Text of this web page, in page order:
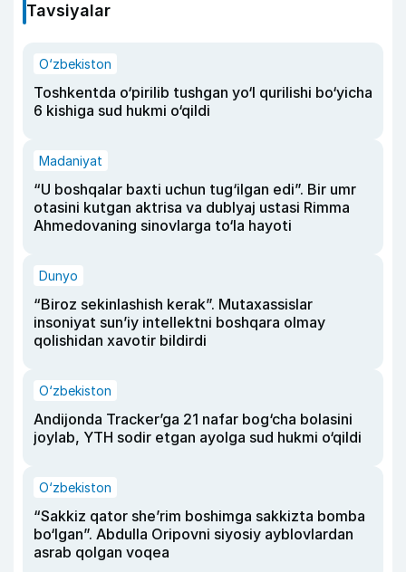
Tavsiyalar
O‘zbekiston
Toshkentda o‘pirilib tushgan yo‘l qurilishi bo‘yicha
6 kishiga sud hukmi o‘qildi
Madaniyat
“U boshqalar baxti uchun tug‘ilgan edi”. Bir umr
otasini kutgan aktrisa va dublyaj ustasi Rimma
Ahmedovaning sinovlarga to‘la hayoti
Dunyo
“Biroz sekinlashish kerak”. Mutaxassislar
insoniyat sun’iy intellektni boshqara olmay
qolishidan xavotir bildirdi
O‘zbekiston
Andijonda Tracker’ga 21 nafar bog‘cha bolasini
joylab, YTH sodir etgan ayolga sud hukmi o‘qildi
O‘zbekiston
“Sakkiz qator she’rim boshimga sakkizta bomba
bo‘lgan”. Abdulla Oripovni siyosiy ayblovlardan
asrab qolgan voqea